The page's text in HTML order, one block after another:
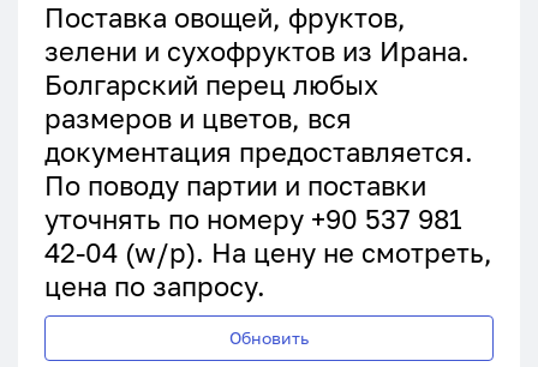
Поставка овощей, фруктов,
зелени и сухофруктов из Ирана.
Болгарский перец любых
размеров и цветов, вся
документация предоставляется.
По поводу партии и поставки
уточнять по номеру +90 537 981
42-04 (w/p). На цену не смотреть,
цена по запросу.
Обновить